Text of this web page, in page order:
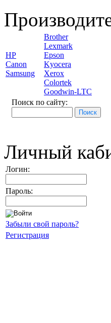
HP
Canon
Samsung
Brother
Lexmark
Epson
Kyocera
Xerox
Colortek
Goodwin-LTC
Поиск по сайту:
Личный
Логин:
Пароль:
Забыли свой пароль?
Регистрация